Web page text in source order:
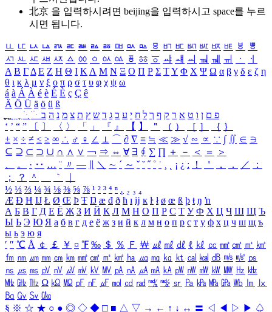
北京 을 입력하시려면 beijing을 입력하시고 space를 누르
시면 됩니다.
ㅥ ㅦ ㅧ ㅨ ㅩ ㅪ ㅫ ㅬ ㅭ ㅮ ㅯ ㅰ ㅱ ㅲ ㅳ ㅴ ㅵ ㅶ ㅷ ㅸ
ㅹ
ㅺ ㅻ ㅼ ㅽ ㅾ ㅿ ㆀ ㆁ ㆂ ㆃ ㆄ ㆅ ㆆ ㆇ ㆈ ㆉ ㆊ ㆋ ㆌ ㆍ
ㆎ
Α Β ΓΔ Ε Ζ Η Θ Ι ΚΛ Μ Ν Ξ Ο Π Ρ Σ ΤΥ Φ Χ Ψ Ω α β γ δ ε ζ η
θ ι κ λ μ ν ξ ο π ρ σ τ υ φ χ ψ ω
á à Á À é è É È ç Ç ê
Ä Ö Ü ä ö ü ß
ִֶֹ ֻּ ׁׂ פ ם ן ו ט א ר ק ף ך ל ח י ע כ ג ד ש ץ ת צ מ נ ה ב
‘ ’ “ ” 〔 〕 〈 〉 「 」 『 』 【 】 ＂ （ ） ［ ］ ｛ ｝
± × ÷ ≠ ≤ ≥ ∞ ∴ ♂ ♀ ∠ ⊥ ⌒ ∂ ∇ ≡ ≒ ≪ ≫ √ ∽ ∝ ∵ ∫ ∬ ∈ ∋
⊆ ⊇ ⊂ ⊃ ∪ ∩ ∧ ∨ ￢ ⇒ ⇔ ∀ ∃ ∮ ∑ ∏ ＋ － ＜ ＝
＞
、
。 · ‥ … ¨ 〃 ― ＼ ∼ ´ ～ ˇ ˘ ˝ ˚ ˙ ¸ ¡ ¿ ː ！ ＇ ， ． ／
：
；
？ ＾ ｀
½ ⅓ ⅔ ¼ ¾ ⅛ ⅜ ⅝ ⅞ ¹ ² ³ ⁴ ⁿ ₁ ₂ ₃ ₄
Æ Ð Ħ Ĳ Ł Ø Œ Þ Ŧ Ŋ æ đ ð ħ ı ĳ ĸ ŀ ł ø œ ß þ ŧ ŋ ŉ
А Б В Г Д Е Ё Ж З И Й К Л М Н О П Р С Т У Ф Х Ц Ч Ш Щ Ъ
Ы Ь Э Ю Я а б в г д е ё ж з и й к л м н о п р с т у ф х ц ч ш щ ъ
ы ь э ю я
′ ″ ℃ Å ￠ ￡ ￥ ¤ ℉ ‰ ＄ ％ Ｆ ￦ ㎕ ㎖ ㎗ ℓ ㎘ ㏄ ㎣ ㎤ ㎥ ㎦
㎙ ㎚ ㎛ ㎜ ㎝ ㎞ ㎟ ㎠ ㎡ ㎢ ㏊ ㎍ ㎎ ㎏ ㏏ ㎈ ㎉ ㏈ ㎧ ㎨ ㎰
㎱ ㎲ ㎳ ㎴ ㎵ ㎶ ㎷ ㎸ ㎹ ㎀ ㎁ ㎂ ㎃ ㎄ ㎺ ㎻ ㎽ ㎾ ㎿ ㎐ ㎑
㎒ ㎓ ㎔ Ω ㏀ ㏁ ㎊ ㎋ ㎌ ㏖ ㏅ ㎭ ㎮ ㎯ ㏛ ㎩ ㎪ ㎫ ㎬ ㏝ ㏐
㏓
㏃ ㏉ ㏜ ㏆
§ ※ ☆ ★ ○ ● ◎ ◇ ◆ □ ■ △ ▽ → ← ↑ ↓ ↔ 〓 ◁ ◀ ▷ ▶ ♤